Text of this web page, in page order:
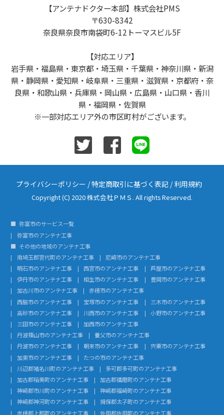
【アンテナドクター本部】株式会社PMS
〒630-8342
奈良県奈良市南袋町6-12トーマスビル5F
【対応エリア】
岩手県・福島県・東京都・埼玉県・千葉県・神奈川県・新潟
県・静岡県・愛知県・岐阜県・三重県・滋賀県・京都府・奈
良県・和歌山県・兵庫県・岡山県・広島県・山口県・香川
県・福岡県・佐賀県
※一部対応エリア外の市区町村がございます。
プライバシーポリシー /特定商取引に基づく表記 /利用規約
Copyright (C) 2020 株式会社ＰＭＳ. All rights Reserved.
弥富市のサービス一覧
弥富市のアンテナ工事
その他の地域のアンテナ工事
南埼玉郡宮代町のアンテナ工事
尼崎市のアンテナ工事
明石市のアンテナ工事
西宮市のアンテナ工事
芦屋市のアンテナ工事
伊丹市のアンテナ工事
相生市のアンテナ工事
豊岡市のアンテナ工事
加古川市のアンテナ工事
赤穂市のアンテナ工事
西脇市のアンテナ工事
宝塚市のアンテナ工事
三木市のアンテナ工事
高砂市のアンテナ工事
川西市のアンテナ工事
小野市のアンテナ工事
三田市のアンテナ工事
加西市のアンテナ工事
丹波篠山市のアンテナ工事
養父市のアンテナ工事
丹波市のアンテナ工事
朝来市のアンテナ工事
宍粟市のアンテナ工事
加東市のアンテナ工事
たつの市のアンテナ工事
川辺郡猪名川町のアンテナ工事
多可郡多可町のアンテナ工事
加古郡稲美町のアンテナ工事
加古郡播磨町のアンテナ工事
神崎郡市川町のアンテナ工事
神崎郡福崎町のアンテナ工事
神崎郡神河町のアンテナ工事
揖保郡太子町のアンテナ工事
赤穂郡上郡町のアンテナ工事
佐用郡佐用町のアンテナ工事